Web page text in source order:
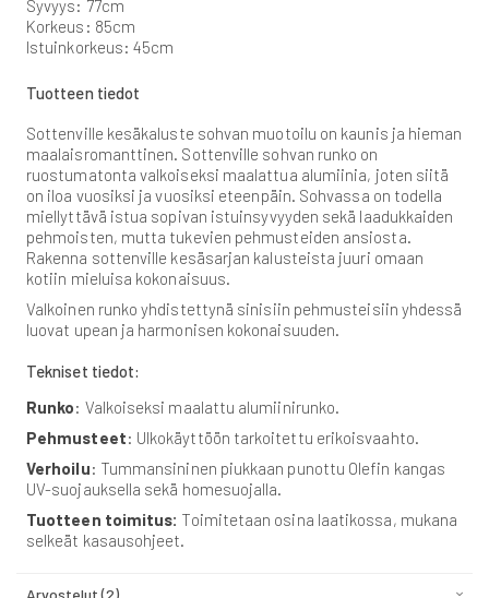
Syvyys: 77cm
Korkeus: 85cm
Istuinkorkeus: 45cm
Tuotteen tiedot
Sottenville kesäkaluste sohvan muotoilu on kaunis ja hieman
maalaisromanttinen. Sottenville sohvan runko on
ruostumatonta valkoiseksi maalattua alumiinia, joten siitä
on iloa vuosiksi ja vuosiksi eteenpäin. Sohvassa on todella
miellyttävä istua sopivan istuinsyvyyden sekä laadukkaiden
pehmoisten, mutta tukevien pehmusteiden ansiosta.
Rakenna sottenville kesäsarjan kalusteista juuri omaan
kotiin mieluisa kokonaisuus.
Valkoinen runko yhdistettynä sinisiin pehmusteisiin yhdessä
luovat upean ja harmonisen kokonaisuuden.
Tekniset tiedot:
Runko: Valkoiseksi maalattu alumiinirunko.
Pehmusteet: Ulkokäyttöön tarkoitettu erikoisvaahto.
Verhoilu: Tummansininen piukkaan punottu Olefin kangas
UV-suojauksella sekä homesuojalla.
Tuotteen toimitus: Toimitetaan osina laatikossa, mukana
selkeät kasausohjeet.